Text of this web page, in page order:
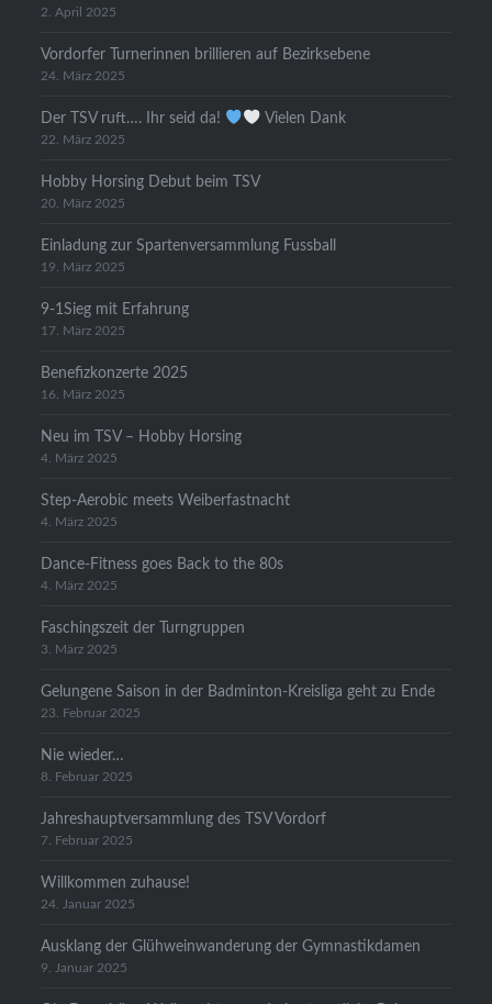
2. April 2025
Vordorfer Turnerinnen brillieren auf Bezirksebene
24. März 2025
Der TSV ruft…. Ihr seid da! Vielen Dank
22. März 2025
Hobby Horsing Debut beim TSV
20. März 2025
Einladung zur Spartenversammlung Fussball
19. März 2025
9-1Sieg mit Erfahrung
17. März 2025
Benefizkonzerte 2025
16. März 2025
Neu im TSV – Hobby Horsing
4. März 2025
Step-Aerobic meets Weiberfastnacht
4. März 2025
Dance-Fitness goes Back to the 80s
4. März 2025
Faschingszeit der Turngruppen
3. März 2025
Gelungene Saison in der Badminton-Kreisliga geht zu Ende
23. Februar 2025
Nie wieder…
8. Februar 2025
Jahreshauptversammlung des TSV Vordorf
7. Februar 2025
Willkommen zuhause!
24. Januar 2025
Ausklang der Glühweinwanderung der Gymnastikdamen
9. Januar 2025